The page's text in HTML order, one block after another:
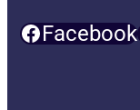
Facebook